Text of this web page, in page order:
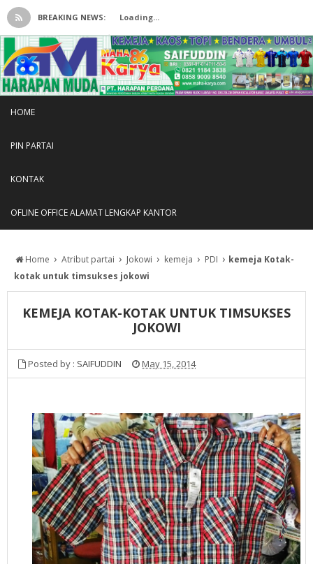
BREAKING NEWS: Loading...
HOME
PIN PARTAI
KONTAK
OFLINE OFFICE ALAMAT LENGKAP KANTOR
Home › Atribut partai › Jokowi › kemeja › PDI › kemeja Kotak-
kotak untuk timsukses jokowi
KEMEJA KOTAK-KOTAK UNTUK TIMSUKSES
JOKOWI
Posted by : SAIFUDDIN May 15, 2014